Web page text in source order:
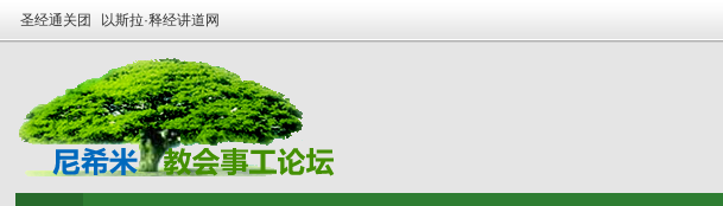
圣经通关团 以斯拉·释经讲道网